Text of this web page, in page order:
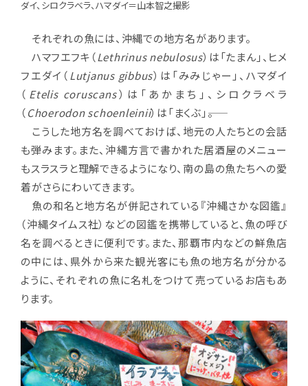
ダイ、シロクラベラ、ハマダイ＝山本智之撮影
それぞれの魚には、沖縄での地方名があります。
ハマフエフキ（Lethrinus nebulosus）は「たまん」、ヒメ
フエダイ（ Lutjanus gibbus）は「みみじゃー」、ハマダイ
（ Etelis coruscans）は「あかまち」、シロクラベラ
（Choerodon schoenleinii）は「まくぶ」――。
こうした地方名を調べておけば、地元の人たちとの会話
も弾みます。また、沖縄方言で書かれた居酒屋のメニュー
もスラスラと理解できるようになり、南の島の魚たちへの愛
着がさらにわいてきます。
魚の和名と地方名が併記されている『沖縄さかな図鑑』
（沖縄タイムス社）などの図鑑を携帯していると、魚の呼び
名を調べるときに便利です。また、那覇市内などの鮮魚店
の中には、県外から来た観光客にも魚の地方名が分かる
ように、それぞれの魚に名札をつけて売っているお店もあ
ります。